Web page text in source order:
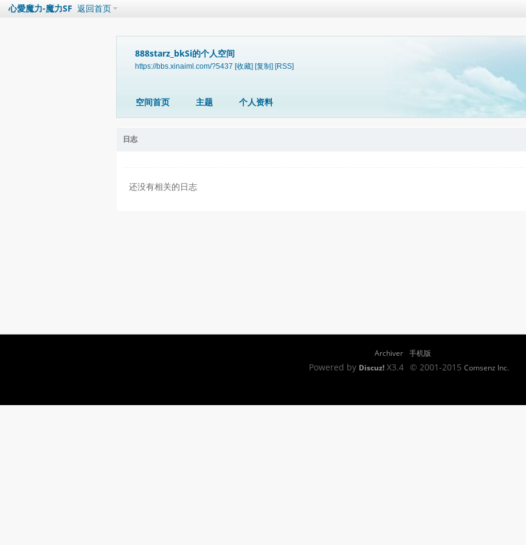
心愛魔力-魔力SF 返回首页
888starz_bkSi的个人空间
https://bbs.xinaiml.com/?5437 [收藏] [复制] [RSS]
空间首页 主题 个人资料
日志
还没有相关的日志
Archiver 手机版
Powered by Discuz! X3.4 © 2001-2015 Comsenz Inc.